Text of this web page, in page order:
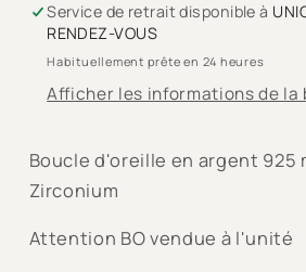
Service de retrait disponible à
RENDEZ-VOUS
Habituellement prête en 24 heures
Afficher les informations de la
Boucle d'oreille en argent 925
Zirconium
Attention BO vendue à l'unité